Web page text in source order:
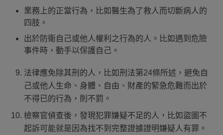
業務上的正當行為，比如醫生為了救人而切斷病人的
四肢。
出於防衛自己或他人權利之行為的人。比如遇到危險
事件時，動手以保護自己。
法律應免除其刑的人，比如刑法第24條所述，避免自
己或他人生命、身體、自由、財產的緊急危難而出於
不得已的行為，則不罰。
檢察官偵查後，發現犯罪嫌疑不足的人，比如盜圖不
起訴可能就是因為找不到完整證據證明嫌疑人有罪。